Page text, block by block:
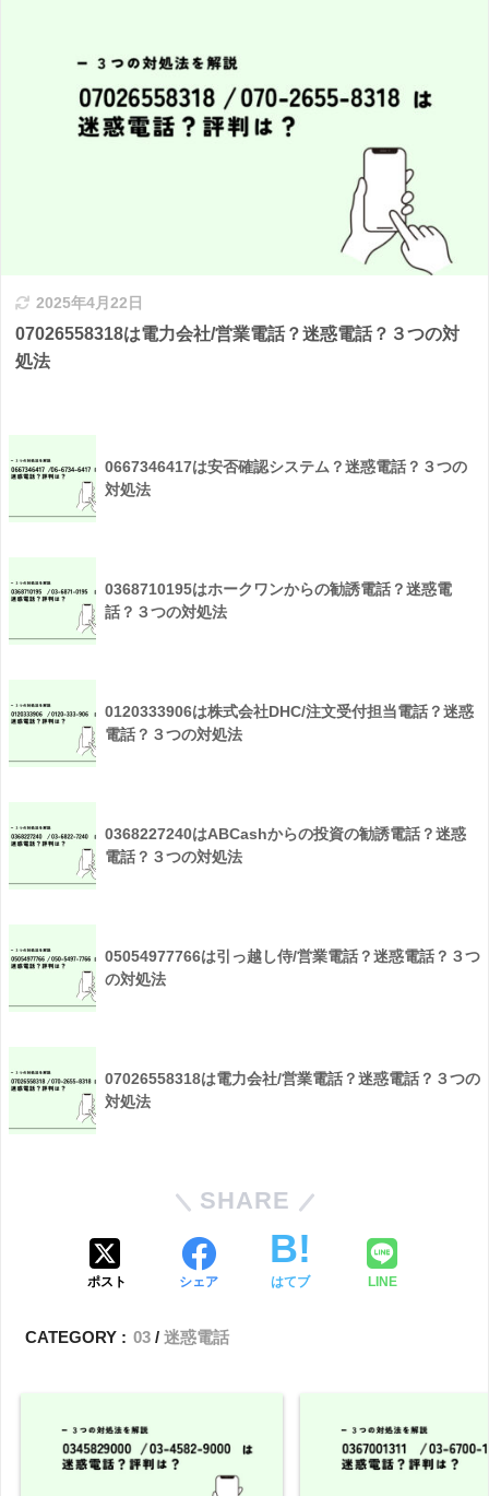
2025年4月22日
07026558318は電力会社/営業電話？迷惑電話？３つの対
処法
0667346417は安否確認システム？迷惑電話？３つの
対処法
0368710195はホークワンからの勧誘電話？迷惑電
話？３つの対処法
0120333906は株式会社DHC/注文受付担当電話？迷惑
電話？３つの対処法
0368227240はABCashからの投資の勧誘電話？迷惑
電話？３つの対処法
05054977766は引っ越し侍/営業電話？迷惑電話？３つ
の対処法
07026558318は電力会社/営業電話？迷惑電話？３つの
対処法
SHARE
ポスト シェア はてブ LINE
CATEGORY : 03 迷惑電話